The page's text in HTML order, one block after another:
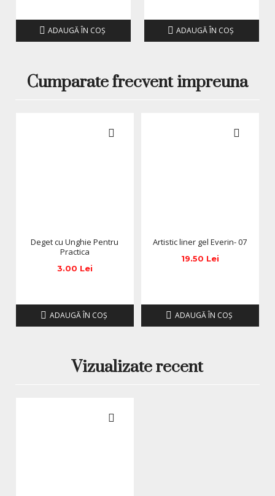
ADAUGĂ ÎN COŞ ADAUGĂ ÎN COŞ
Cumparate frecvent impreuna
Deget cu Unghie Pentru
Practica
3.00 Lei
ADAUGĂ ÎN COŞ
Artistic liner gel Everin- 07
19.50 Lei
ADAUGĂ ÎN COŞ
Vizualizate recent